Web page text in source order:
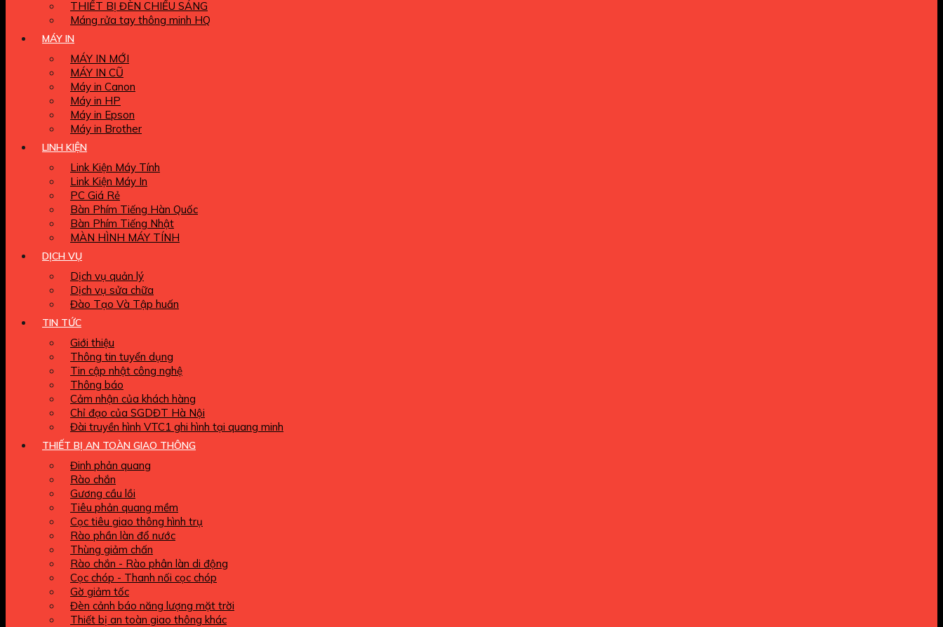
THIẾT BỊ ĐÈN CHIẾU SÁNG
Máng rửa tay thông minh HQ
MÁY IN
MÁY IN MỚI
MÁY IN CŨ
Máy in Canon
Máy in HP
Máy in Epson
Máy in Brother
LINH KIỆN
Link Kiện Máy Tính
Link Kiện Máy In
PC Giá Rẻ
Bàn Phím Tiếng Hàn Quốc
Bàn Phím Tiếng Nhật
MÀN HÌNH MÁY TÍNH
DỊCH VỤ
Dịch vụ quản lý
Dịch vụ sửa chữa
Đào Tạo Và Tập huấn
TIN TỨC
Giới thiệu
Thông tin tuyển dụng
Tin cập nhật công nghệ
Thông báo
Cảm nhận của khách hàng
Chỉ đạo của SGDĐT Hà Nội
Đài truyền hình VTC1 ghi hình tại quang minh
THIẾT BỊ AN TOÀN GIAO THÔNG
Đinh phản quang
Rào chắn
Gương cầu lồi
Tiêu phản quang mềm
Cọc tiêu giao thông hình trụ
Rào phần làn đổ nước
Thùng giảm chấn
Rào chắn - Rào phân làn di động
Cọc chóp - Thanh nối cọc chóp
Gờ giảm tốc
Đèn cảnh báo năng lượng mặt trời
Thiết bị an toàn giao thông khác